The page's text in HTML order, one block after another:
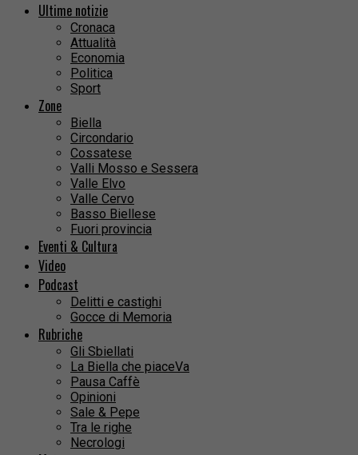
Ultime notizie
Cronaca
Attualità
Economia
Politica
Sport
Zone
Biella
Circondario
Cossatese
Valli Mosso e Sessera
Valle Elvo
Valle Cervo
Basso Biellese
Fuori provincia
Eventi & Cultura
Video
Podcast
Delitti e castighi
Gocce di Memoria
Rubriche
Gli Sbiellati
La Biella che piaceVa
Pausa Caffè
Opinioni
Sale & Pepe
Tra le righe
Necrologi